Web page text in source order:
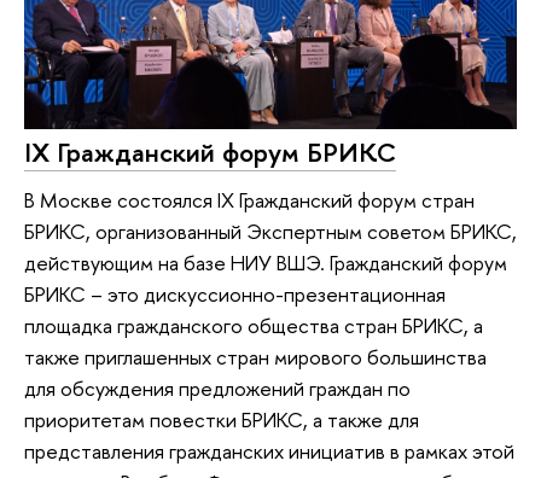
IX Гражданский форум БРИКС
В Москве состоялся IX Гражданский форум стран
БРИКС, организованный Экспертным советом БРИКС,
действующим на базе НИУ ВШЭ. Гражданский форум
БРИКС – это дискуссионно-презентационная
площадка гражданского общества стран БРИКС, а
также приглашенных стран мирового большинства
для обсуждения предложений граждан по
приоритетам повестки БРИКС, а также для
представления гражданских инициатив в рамках этой